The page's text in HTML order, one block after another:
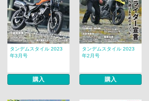
タンデムスタイル 2023
年3月号
購入
タンデムスタイル 2023
年2月号
購入